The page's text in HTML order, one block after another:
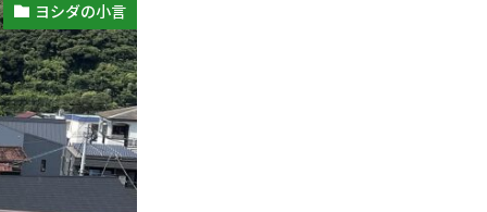
ヨシダの小言